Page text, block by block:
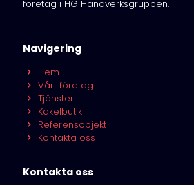
företag i HG Handverksgruppen.
Navigering
Hem
Vårt företag
Tjänster
Kakelbutik
Referensobjekt
Kontakta oss
Kontakta oss